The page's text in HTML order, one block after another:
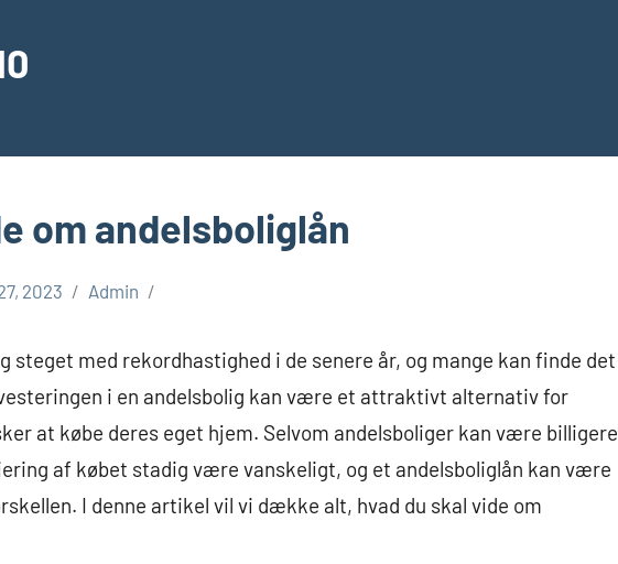
om andelsboliglån
2023 Admin
steget med rekordhastighed i de senere år, og mange kan finde det
i en andelsbolig kan være et attraktivt alternativ for
at købe deres eget hjem. Selvom andelsboliger kan være billigere
af købet stadig være vanskeligt, og et andelsboliglån kan være
I denne artikel vil vi dække alt, hvad du skal vide om